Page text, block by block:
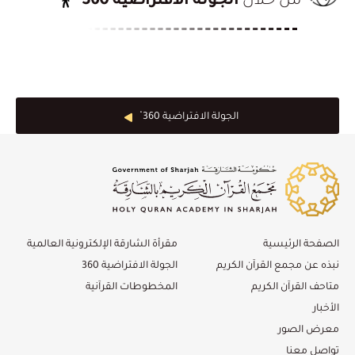
الجولة الافتراضية 360 ْ
الصفحة الرئيسية
نبذه عن مجمع القرآن الكريم
متاحف القرآن الكريم
مقرأة الشارقة الإلكترونية العالمية
الجولة الافتراضية 360
المخطوطات القرآنية
الأخبار
معرض الصور
تواصل معنا